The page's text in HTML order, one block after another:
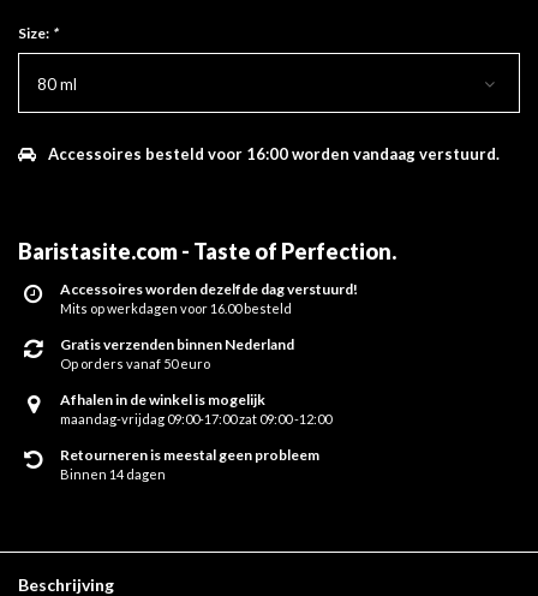
Size: *
80 ml
Accessoires besteld voor 16:00 worden vandaag verstuurd.
Baristasite.com - Taste of Perfection.
Accessoires worden dezelfde dag verstuurd!
Mits op werkdagen voor 16.00 besteld
Gratis verzenden binnen Nederland
Op orders vanaf 50 euro
Afhalen in de winkel is mogelijk
maandag-vrijdag 09:00-17:00 zat 09:00 -12:00
Retourneren is meestal geen probleem
Binnen 14 dagen
Beschrijving